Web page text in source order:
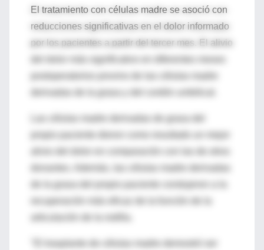
El tratamiento con células madre se asoció con
reducciones significativas en el dolor informado
por los pacientes a partir del tercer mes. El alivio
del dolor más significativo en diferentes meses
postoperatorios provino de las células madre
recuperación más eficaz de la función de la